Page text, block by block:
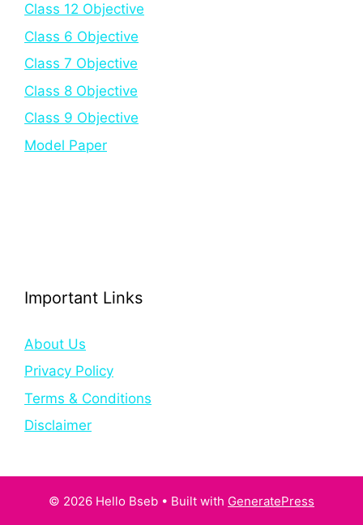
Class 12 Objective
Class 6 Objective
Class 7 Objective
Class 8 Objective
Class 9 Objective
Model Paper
Important Links
About Us
Privacy Policy
Terms & Conditions
Disclaimer
© 2026 Hello Bseb • Built with GeneratePress